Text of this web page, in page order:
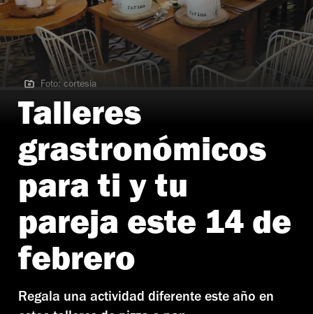
Foto: cortesía
Foto: cortesía
Talleres
grastronómicos
para ti y tu
pareja este 14 de
febrero
Regala una actividad diferente este año en